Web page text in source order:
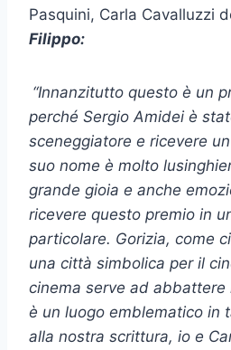
Pasquini, Carla Cavalluzzi
Filippo:
“Innanzitutto questo è un
perché Sergio Amidei è
sceneggiatore e ricevere
suo nome è molto
grande gioia e anche
ricevere questo premio in
particolare. Gorizia, come
una città simbolica per il
cinema serve ad
è un luogo emblematico in
alla nostra scrittura, io e